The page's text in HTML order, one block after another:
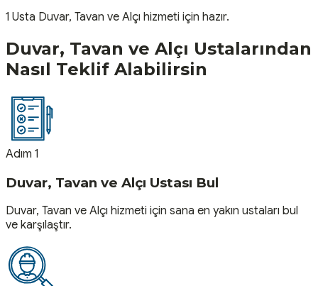
1 Usta Duvar, Tavan ve Alçı hizmeti için hazır.
Duvar, Tavan ve Alçı Ustalarından
Nasıl Teklif Alabilirsin
Adım 1
Duvar, Tavan ve Alçı Ustası Bul
Duvar, Tavan ve Alçı hizmeti için sana en yakın ustaları bul
ve karşılaştır.